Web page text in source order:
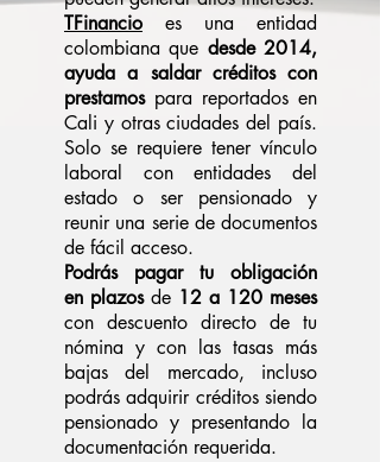
TFinancio
es una entidad
colombiana que desde 2014,
ayuda a saldar créditos con
prestamospara reportados en
Cali y otras ciudades del país.
Solo se requiere tener vínculo
laboral con entidades del
estado o ser pensionado y
reunir una serie de documentos
de fácil acceso.
Podrás pagar tu obligación
en plazosde 12 a 120 meses
con descuento directo de tu
nómina y con las tasas más
bajas del mercado, incluso
podrás adquirir créditos siendo
pensionado y presentando la
documentación requerida.